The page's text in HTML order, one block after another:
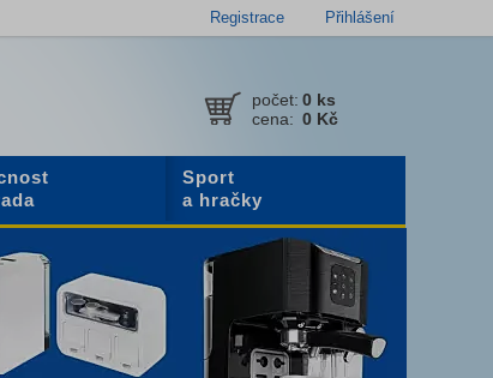
Registrace Přihlášení
počet: 0 ks
cena: 0 Kč
Sport
a hračky